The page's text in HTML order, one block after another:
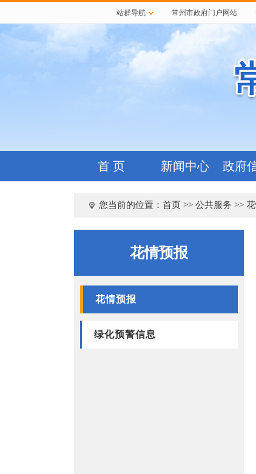
站群导航 常州市政府门户网站
首 页 新闻中心 政府
您当前的位置： 首页 >> 公共服务 >>
花情预报
花情预报
绿化预警信息